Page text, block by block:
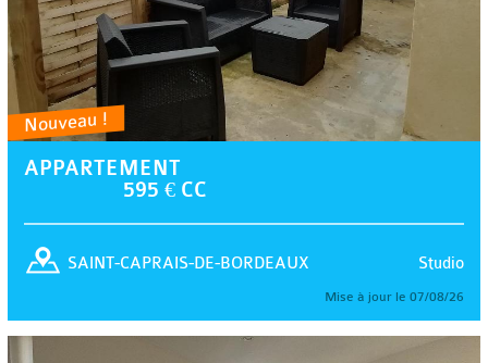
Nouveau !
APPARTEMENT
595 € CC
Studio
SAINT-CAPRAIS-DE-BORDEAUX
Mise à jour le 07/08/26